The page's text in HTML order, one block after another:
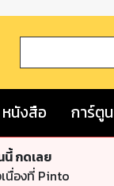
หนังสือ การ์ตูน
นี้ กดเลย
นื่องที่ Pinto